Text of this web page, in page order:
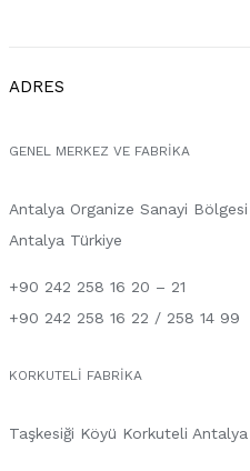
ADRES
GENEL MERKEZ VE FABRIKA
Antalya Organize Sanayi
Antalya Türkiye
+90 242 258 16 20 – 21
+90 242 258 16 22 / 258 14 99
KORKUTELI FABRIKA
Taşkesiği Köyü Korkuteli